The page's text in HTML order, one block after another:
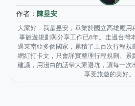
作者： 陳昱安
大家好，我是昱安，畢業於國立高雄應用
事旅遊規劃與分享工作已6年。走過台灣
過東南亞多個國家，累積了上百次行程規
網紅打卡文，只會詳實整理行程規劃、景
建議，用淺白的話帶大家避坑，讓每一次
享受旅遊的美好。